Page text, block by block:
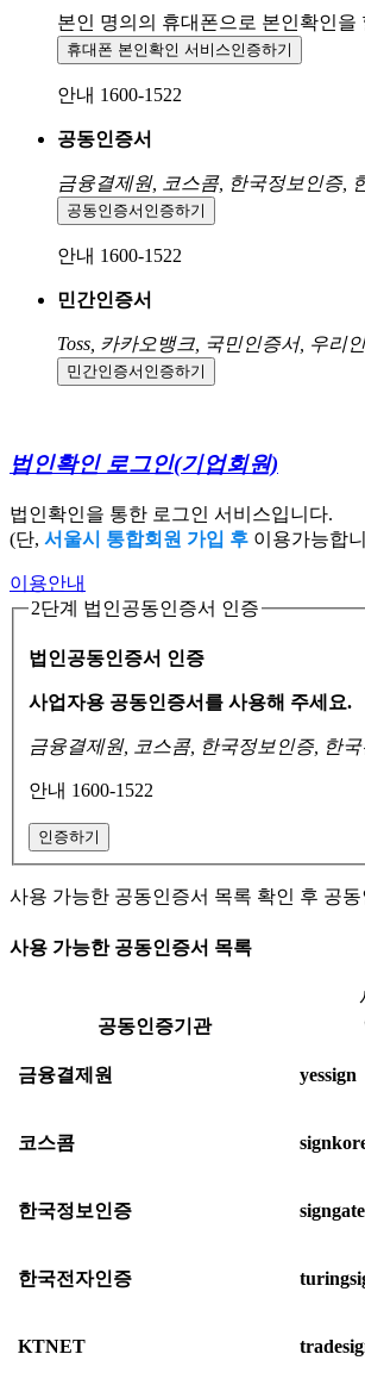
본인 명의의 휴대폰으로 본인확인을
휴대폰 본인확인 서비스인증하기
안내 1600-1522
공동인증서
금융결제원, 코스콤, 한국정보인증,
공동인증서 인증하기
안내 1600-1522
민간인증서
Toss, 카카오뱅크, 국민인증서, 우리
민간인증서 인증하기
법인확인 로그인(기업회원)
법인확인을 통한 로그인 서비스입니다.
(단, 서울시 통합회원 가입 후 이용가능합
이용안내
2단계 법인공동인증서 인증
법인공동인증서 인증
사업자용 공동인증서를 사용해 주세요.
금융결제원, 코스콤, 한국정보인증, 한
안내 1600-1522
인증하기
사용 가능한 공동인증서 목록 확인 후 공
사용 가능한 공동인증서 목록
공동인증기관
금융결제원 yessign
코스콤
한국정보인증 signgate
한국전자인증
KTNET